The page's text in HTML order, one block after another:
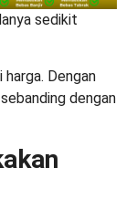
sedikit
harga. Dengan
dengan